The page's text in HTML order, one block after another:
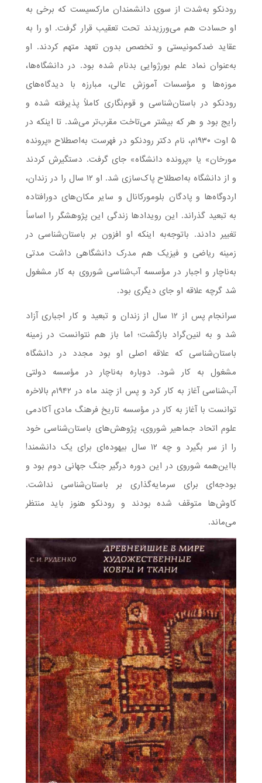
رودنکو به‌شدت از سوی دانشمندان مارکسیست که برخی به
او حسادت هم می‌ورزیدند تحت تعقیب قرار گرفت. او را به
عقاید ضدکمونیستی و تخصص بدون تعهد متهم کردند. او
به‌عنوان نماد علم بورژوایی بدنام شده بود. در دانشگاه‌ها،
موزه‌ها و مؤسسات آموزش عالی، مبارزه با دیدگاه‌های
رودنکو در باستان‌شناسی و قوم‌نگاری کاملاً پذیرفته شده و
رایج بود و هر که بیشتر می‌تاخت مقرب‌تر می‌شد. تا اینکه در
۵ اوت ۱۹۳۰م، نام دکتر رودنکو در فهرست به‌اصطلاح «پرونده
مورخان» یا «پرونده دانشگاه» جای گرفت. دستگیرش کردند
و از دانشگاه به‌اصطلاح پاک‌سازی شد. او ۱۲ سال را در زندان،
اردوگاه‌ها و پادگان‌ بلومورکانال و سایر مکان‌های دورافتاده
به تبعید گذراند. این رویدادها زندگی این پژوهشگر را اساساً
تغییر دادند. باتوجه‌به اینکه او افزون بر باستان‌شناسی در
زمینه ریاضی و فیزیک هم مدرک دانشگاهی داشت مدتی
به‌ناچار و اجبار در مؤسسه آب‌شناسی شوروی به کار مشغول
شد گرچه علاقه او جای دیگری بود.
سرانجام پس از ۱۲ سال از زندان و تبعید و کار اجباری آزاد
شد و به لنین‌گراد بازگشت؛ اما باز هم نتوانست در زمینه
باستان‌شناسی که علاقه اصلی او بود مجدد در دانشگاه
مشغول به کار شود. دوباره به‌ناچار در مؤسسه دولتی
آب‌شناسی آغاز به کار کرد و پس از چند ماه در ۱۹۴۲م بالاخره
توانست با آغاز به کار در مؤسسه تاریخ فرهنگ مادی آکادمی
علوم اتحاد جماهیر شوروی، پژوهش‌های باستان‌شناسی خود
را از سر بگیرد و چه ۱۲ سال بیهوده‌ای برای یک دانشمند!
بااین‌همه شوروی در این دوره درگیر جنگ جهانی دوم بود و
بودجه‌ای برای سرمایه‌گذاری بر باستان‌شناسی نداشت.
کاوش‌ها متوقف شده بودند و رودنکو هنوز باید منتظر
می‌ماند.